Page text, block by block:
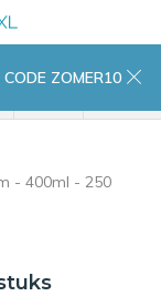
ZOMER10
- 400ml - 250